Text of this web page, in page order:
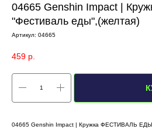
04665 Genshin Impact |
"Фестиваль еды",(желтая)
Артикул: 04665
459 р.
04665 Genshin Impact | Кружка ФЕСТИВАЛЬ ЕДЫ